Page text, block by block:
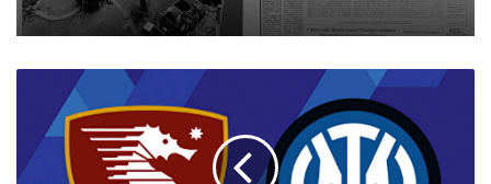
Salernitana
Inter.
probabili